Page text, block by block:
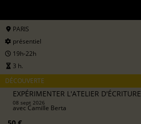
PARIS
présentiel
19h-22h
3 h.
DÉCOUVERTE
EXPÉRIMENTER L'ATELIER D'ÉCRITURE
08 sept 2026
avecCamille Berta